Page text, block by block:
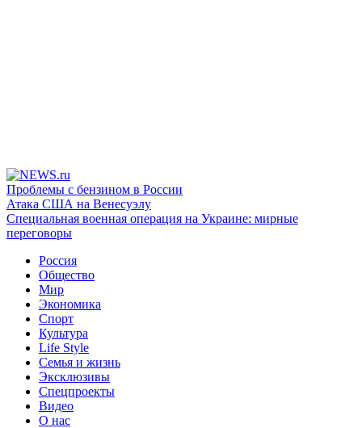
Проблемы с бензином в России
Атака США на Венесуэлу
Специальная военная операция на Украине: мирные
переговоры
Россия
Общество
Мир
Экономика
Спорт
Культура
Life Style
Семья и жизнь
Эксклюзивы
Спецпроекты
Видео
О нас